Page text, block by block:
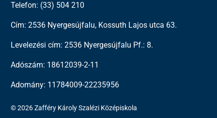
Telefon: (33) 504 210
Cím: 2536 Nyergesújfalu, Kossuth Lajos utca 63.
Levelezési cím: 2536 Nyergesújfalu Pf.: 8.
Adószám: 18612039-2-11
Adomány: 11784009-22235956
© 2026 Zafféry Károly Szalézi Középiskola